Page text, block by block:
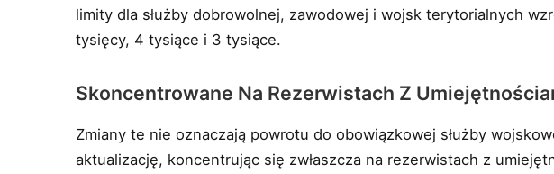
limity dla służby dobrowolnej, zawodowej i wojsk terytorialnych
tysięcy, 4 tysiące i 3 tysiące.
Skoncentrowane Na Rezerwistach Z
Zmiany te nie oznaczają powrotu do obowiązkowej służby
aktualizację, koncentrując się zwłaszcza na rezerwistach z